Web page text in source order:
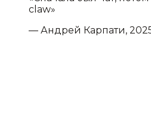
claw»
— Андрей Карпати,